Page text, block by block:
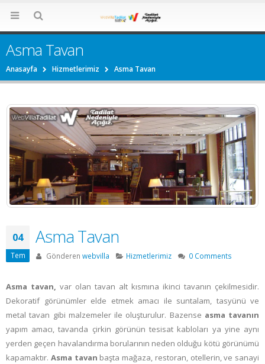
Asma Tavan
Anasayfa Hizmetlerimiz Asma Tavan
04
Tem
Asma Tavan
Gönderen webvilla Hizmetlerimiz 0 Comments
Asma tavan, var olan tavan alt kısmına ikinci tavanın çekilmesidir.
Dekoratif görünümler elde etmek amacı ile suntalam, tasyünü ve
metal tavan gibi malzemeler ile oluşturulur. Bazense asma tavanın
yapım amacı, tavanda çirkin görünün tesisat kabloları ya yine aynı
yerden geçen havalandırma borularının neden olduğu kötü görünümü
kapamaktır. Asma tavan başta mağaza, restoran, otellerin, ve sanayi